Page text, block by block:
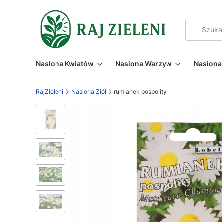
Nasiona Kwiatów Nasiona Warzyw Nasiona
RajZieleni Nasiona Ziół rumianek pospolity